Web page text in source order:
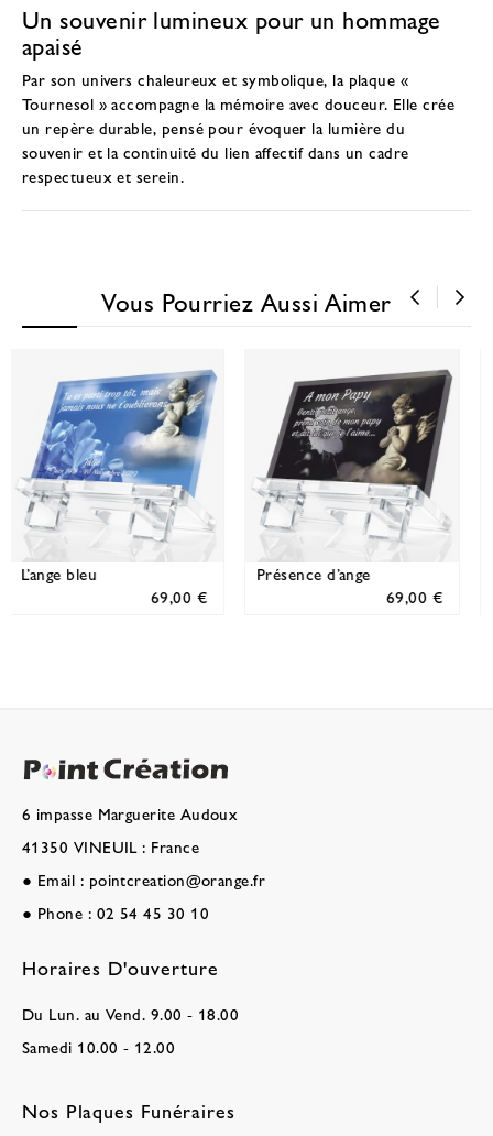
Un souvenir lumineux pour un hommage
apaisé
Par son univers chaleureux et symbolique, la plaque «
Tournesol » accompagne la mémoire avec douceur. Elle crée
un repère durable, pensé pour évoquer la lumière du
souvenir et la continuité du lien affectif dans un cadre
respectueux et serein.
Vous Pourriez Aussi Aimer
Présence Tendre
69,00 €
Tendresse
69,00
6 impasse Marguerite Audoux
41350 VINEUIL : France
● Email : pointcreation@orange.fr
● Phone : 02 54 45 30 10
Horaires D'ouverture
Du Lun. au Vend. 9.00 - 18.00
Samedi 10.00 - 12.00
Nos Plaques Funéraires